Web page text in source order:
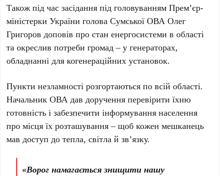
Також під час засідання під головуванням Прем’єр-
міністерки України голова Сумської ОВА Олег
Григоров доповів про стан енергосистеми в області
та окреслив потреби громад – у генераторах,
обладнанні для когенераційних установок.
Пункти незламності розгортаються по всій області.
Начальник ОВА дав доручення перевірити їхню
готовність і забезпечити інформування населення
про місця їх розташування – щоб кожен мешканець
мав доступ до тепла, світла й зв’язку.
«Ворог намагається знищити нашу